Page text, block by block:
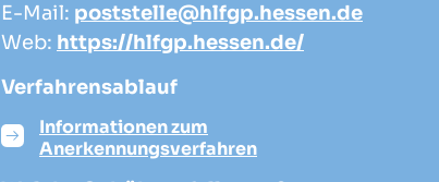
E-Mail: poststelle@hlfgp.hessen.de
Web: https://hlfgp.hessen.de/
Verfahrensablauf
Informationen zum
Anerkennungsverfahren